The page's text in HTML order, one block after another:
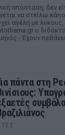
απόσταση, δεν
να στείλω
αγέλη με λύκους,
ο
- Έχουν πεθάνει
πάντα στη